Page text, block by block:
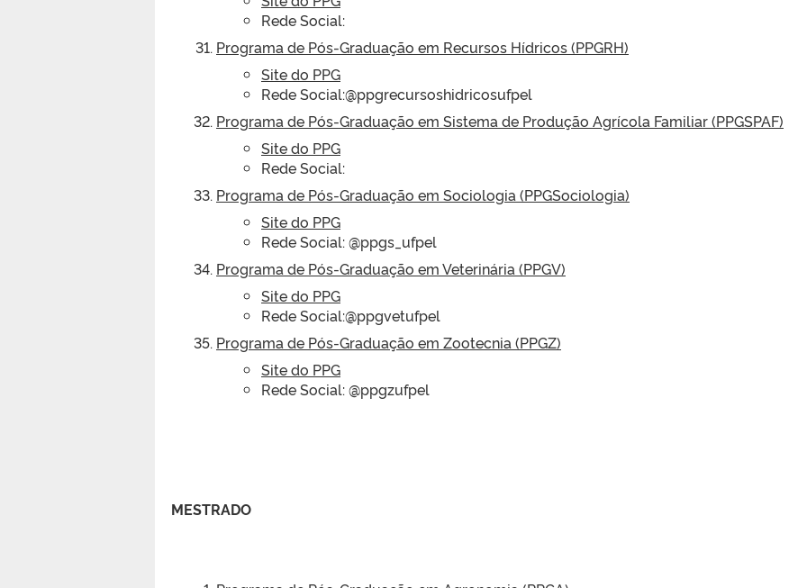
Rede Social:
Programa de Pós-Graduação em Recursos Hídricos (PPGRH)
Site do PPG
Rede Social:@ppgrecursoshidricosufpel
Programa de Pós-Graduação em Sistema de Produção Agrícola Familiar (PPGSPAF)
Site do PPG
Rede Social:
Programa de Pós-Graduação em Sociologia (PPGSociologia)
Site do PPG
Rede Social: @ppgs_ufpel
Programa de Pós-Graduação em Veterinária (PPGV)
Site do PPG
Rede Social:@ppgvetufpel
Programa de Pós-Graduação em Zootecnia (PPGZ)
Site do PPG
Rede Social: @ppgzufpel
MESTRADO